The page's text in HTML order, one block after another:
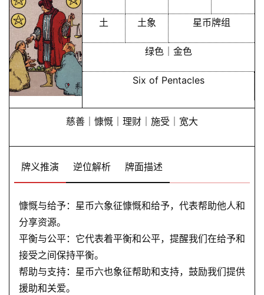
土 土象 星币牌组
绿色｜金色
Six of Pentacles
慈善｜慷慨｜理财｜施受｜宽大
牌义推演 逆位解析 牌面描述
慷慨与给予：星币六象征慷慨和给予，代表帮助他人和
分享资源。
平衡与公平：它代表着平衡和公平，提醒我们在给予和
接受之间保持平衡。
帮助与支持：星币六也象征帮助和支持，鼓励我们提供
援助和关爱。